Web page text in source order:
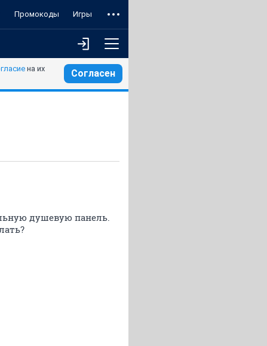
Промокоды Игры
на их
Согласен
душевую панель.